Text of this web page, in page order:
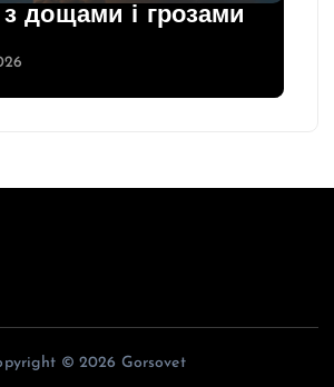
дощами і грозами
© 2026 Gorsovet